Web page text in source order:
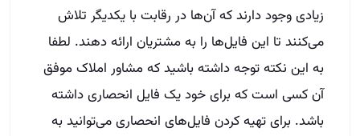
زیادی وجود دارند که آن‌ها در رقابت با یکدیگر تلاش
می‌کنند تا این فایل‌ها را به مشتریان ارائه دهند. لطفا
به این نکته توجه داشته باشید که مشاور املاک موفق
آن کسی است که برای خود یک فایل انحصاری داشته
باشد. برای تهیه کردن فایل‌های انحصاری می‌توانید به